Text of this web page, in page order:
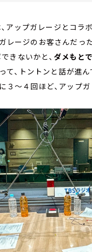
アップガレージとコラ
レージのお客さんだった
きないかと、 ダメもと
て、トントンと話が進
３～４回ほど、アップ